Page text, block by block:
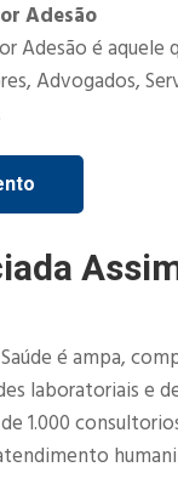
Adesão
Adesão é
Advogados,
é ampa,
laboratoriais e
1.000